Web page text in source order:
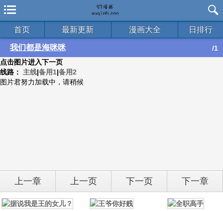
首页 最新更新 漫画大全 日排行
我们都是海咪咪
/1
点击图片进入下一页
线路： 主线|备用1|备用2
图片君努力加载中，请稍候
上一章 上一页 下一页 下一章